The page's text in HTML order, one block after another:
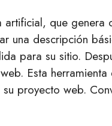
que
una descripción
para su sitio.
Esta
proyecto web.